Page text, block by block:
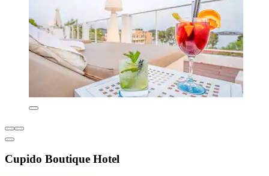
Cupido Boutique Hotel